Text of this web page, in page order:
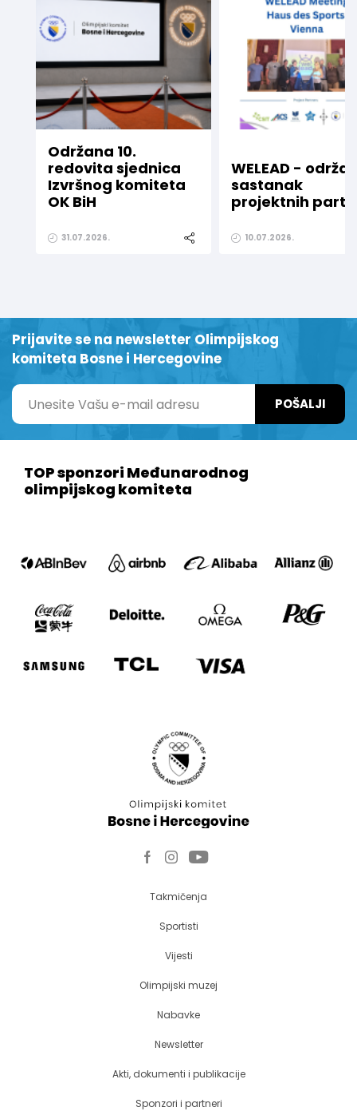
Održana 10.
redovita sjednica
Izvršnog komiteta
OK BiH
31.07.2026.
WELEAD -
sastanak
projektnih
10.07.2026.
Prijavite se na newsletter Olimpijskog
komiteta Bosne i Hercegovine
POŠALJI
TOP sponzori Međunarodnog
olimpijskog komiteta
Takmičenja
Sportisti
Vijesti
Olimpijski muzej
Nabavke
Newsletter
Akti, dokumenti i publikacije
Sponzori i partneri